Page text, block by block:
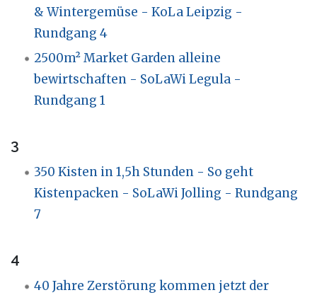
& Wintergemüse - KoLa Leipzig -
Rundgang 4
2500m² Market Garden alleine
bewirtschaften - SoLaWi Legula -
Rundgang 1
3
350 Kisten in 1,5h Stunden - So geht
Kistenpacken - SoLaWi Jolling - Rundgang
7
4
40 Jahre Zerstörung kommen jetzt der